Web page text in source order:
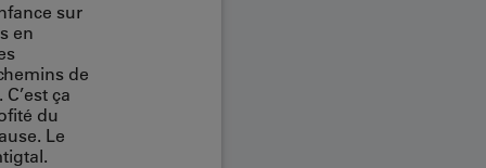
sur
en
de
ça
du
Le